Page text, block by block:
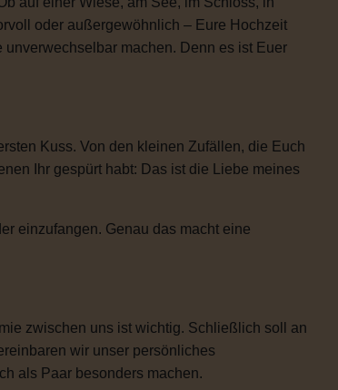
oder außergewöhnlich – Eure Hochzeit
machen. Denn es ist Euer
Kuss. Von den kleinen Zufällen, die Euch
Ihr gespürt habt: Das ist die Liebe meines
einzufangen. Genau das macht eine
zwischen uns ist wichtig. Schließlich soll an
wir unser persönliches
als Paar besonders machen.